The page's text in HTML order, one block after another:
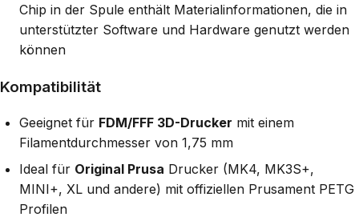
Chip in der Spule enthält Materialinformationen, die in
unterstützter Software und Hardware genutzt werden
können
Kompatibilität
Geeignet für FDM/FFF 3D-Drucker mit einem
Filamentdurchmesser von 1,75 mm
Ideal für Original Prusa Drucker (MK4, MK3S+,
MINI+, XL und andere) mit offiziellen Prusament PETG
Profilen